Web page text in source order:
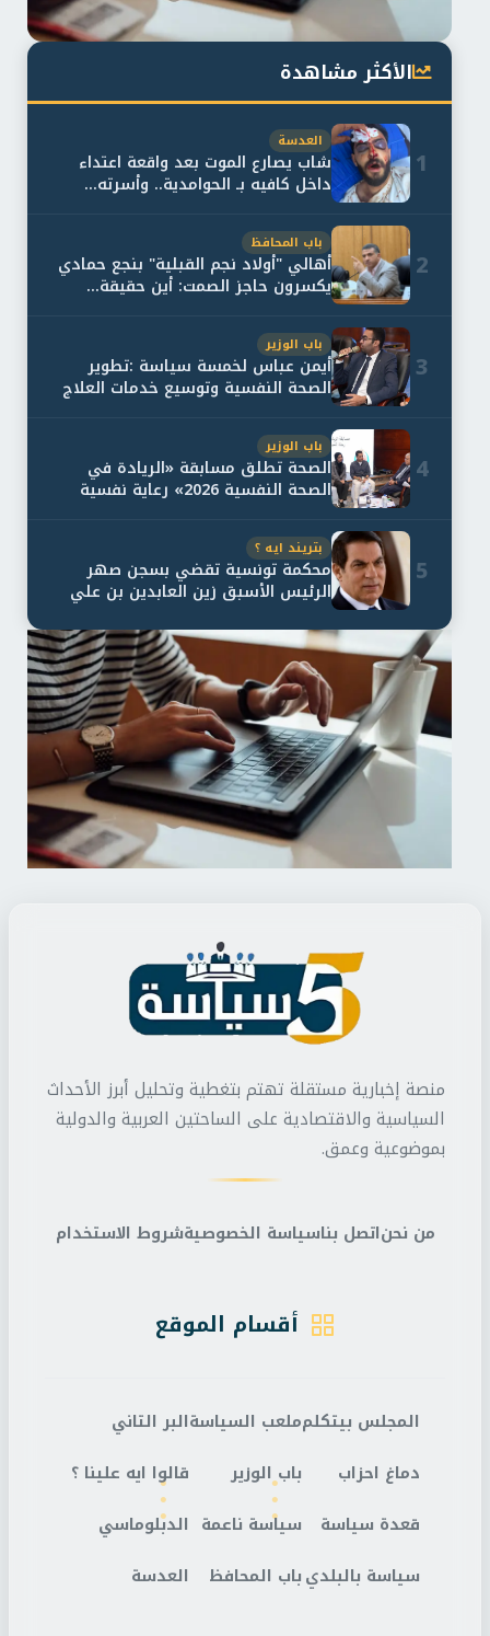
الأكثر مشاهدة
1
العدسة
شاب يصارع الموت بعد واقعة اعتداء
داخل كافيه بـ الحوامدية.. وأسرته...
2
باب المحافظ
أهالي "أولاد نجم القبلية" بنجع حمادي
يكسرون حاجز الصمت: أين حقيقة...
3
باب الوزير
أيمن عباس لخمسة سياسة :تطوير
الصحة النفسية وتوسيع خدمات العلاج
4
باب الوزير
الصحة تطلق مسابقة «الريادة في
الصحة النفسية 2026» رعاية نفسية
5
بتريند ايه ؟
محكمة تونسية تقضي بسجن صهر
الرئيس الأسبق زين العابدين بن علي
منصة إخبارية مستقلة تهتم بتغطية وتحليل أبرز الأحداث
السياسية والاقتصادية على الساحتين العربية والدولية
بموضوعية وعمق.
من نحناتصل بناسياسة الخصوصيةشروط الاستخدام
أقسام الموقع
المجلس بيتكلم
دماغ احزاب
قعدة سياسة
سياسة بالبلدي
ملعب السياسة
باب الوزير
سياسة ناعمة
باب المحافظ
البر التاني
قالوا ايه علينا ؟
الدبلوماسي
العدسة